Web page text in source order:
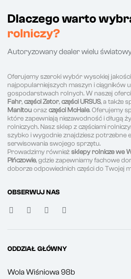
Dlaczego warto
rolniczy?
Autoryzowany dealer wielu
Oferujemy szeroki wybór wysokiej
najpopularniejszych maszyn i ciągników
gospodarstwach rolnych. W naszej
Fahr,części Zetor,części URSUS, a także
Manitouorazczęści McHale. Oferujemy
które zapewniają niezawodność i długą
rolniczych. Nasz sklep z częściami
szybko i wygodnie znajdziesz potrzebne
serwisowania swojego sprzętu.
Prowadzimy równieżsklepy rolnicze we
Pińczowie, gdzie zapewniamy fachowe
doborze odpowiednich części do Twojej
OBSERWUJ NAS
ODDZIAŁ GŁÓWNY
Wola Wiśniowa 98b